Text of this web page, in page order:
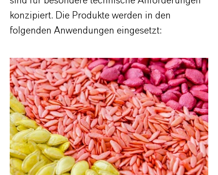
konzipiert. Die Produkte werden in den
folgenden Anwendungen eingesetzt: